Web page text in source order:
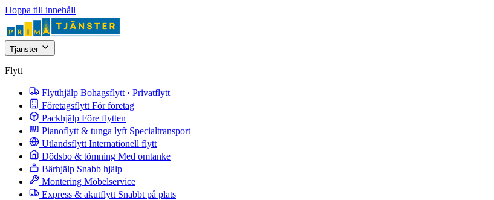
Hoppa till innehåll
Tjänster
Flytt
Flytthjälp Bohagsflytt · Privatflytt
Företagsflytt För företag
Packhjälp Före flytten
Pianoflytt & tunga lyft Specialtransport
Utlandsflytt Internationell flytt
Dödsbo & tömning Med omtanke
Bärhjälp Snabb hjälp
Montering Möbelservice
Express & akutflytt Snabbt på plats